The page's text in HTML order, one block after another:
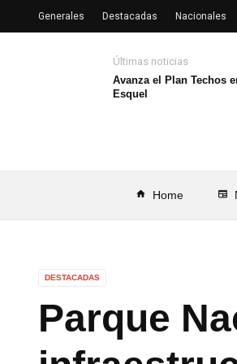
home Home newspaper
Últimas noticias
Avanza el Plan Techos
Esquel
Generales Destacadas Nacionales
DESTACADAS
Parque